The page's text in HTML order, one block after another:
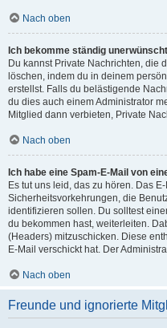
Nach oben
Ich bekomme ständig
Du kannst Private Nachrichten, die
löschen, indem du in deinem
erstellst. Falls du belästigende
du dies auch einem Administrator
Mitglied dann verbieten, Private
Nach oben
Ich habe eine Spam-E-Mail von
Es tut uns leid, das zu hören. Das
Sicherheitsvorkehrungen, die
identifizieren sollen. Du solltest
du bekommen hast, weiterleiten.
(Headers) mitzuschicken. Diese
E-Mail verschickt hat. Der
Nach oben
Freunde und ignorierte